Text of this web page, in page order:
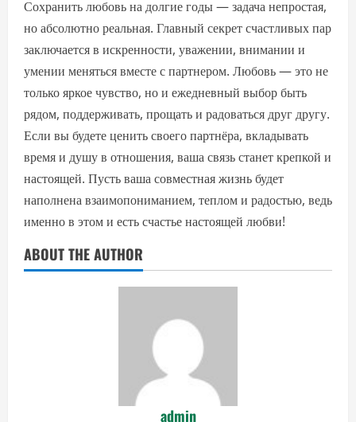
Сохранить любовь на долгие годы — задача непростая,
но абсолютно реальная. Главный секрет счастливых пар
заключается в искренности, уважении, внимании и
умении меняться вместе с партнером. Любовь — это не
только яркое чувство, но и ежедневный выбор быть
рядом, поддерживать, прощать и радоваться друг другу.
Если вы будете ценить своего партнёра, вкладывать
время и душу в отношения, ваша связь станет крепкой и
настоящей. Пусть ваша совместная жизнь будет
наполнена взаимопониманием, теплом и радостью, ведь
именно в этом и есть счастье настоящей любви!
ABOUT THE AUTHOR
admin